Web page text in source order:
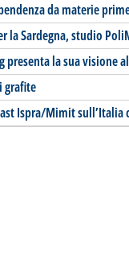
da materie
la Sardegna, studio
la sua visione al
grafite
Ispra/Mimit sull’Italia